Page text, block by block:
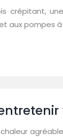
crépitant,
aux pompes